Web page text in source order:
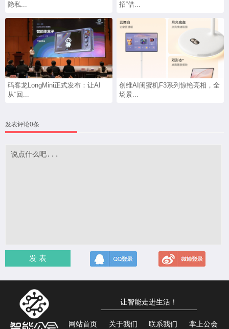
隐私...
招“借...
码客龙LongMini正式发布：让AI
从“回...
创维AI闺蜜机F3系列惊艳亮相，全
场景...
发表评论0条
发 表
让智能走进生活！
网站首页 关于我们 联系我们 掌上公会